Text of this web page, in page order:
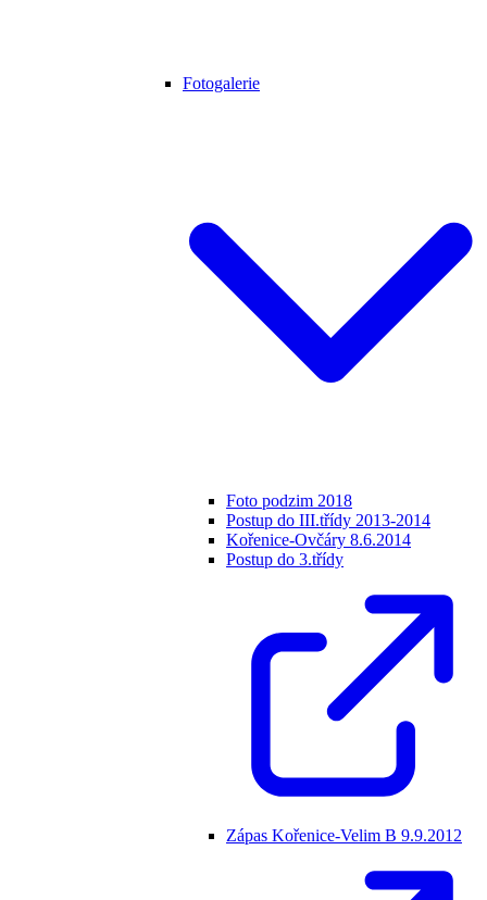
Fotogalerie
Foto podzim 2018
Postup do III.třídy 2013-2014
Kořenice-Ovčáry 8.6.2014
Postup do 3.třídy
Zápas Kořenice-Velim B 9.9.2012